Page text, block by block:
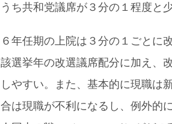
うち共和党議席が３分の１程度と
６年任期の上院は３分の１ごとに
該選挙年の改選議席配分に加え、
しやすい。また、基本的に現職は
合は現職が不利になるし、例外的